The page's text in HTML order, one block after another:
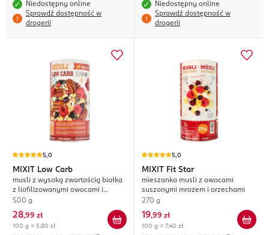
Niedostępny online
Sprawdź dostępność w
drogerii
Niedostępny online
Sprawdź dostępność w
drogerii
5,0
MIXIT Low Carb
musli z wysoką zwartością białka
z liofilizowanymi owocami i
orzechami
500 g
28,99 zł
100 g = 5,80 zł
5,0
MIXIT Fit Star
mieszanka musli z owocami
suszonymi mrozem i orzechami
270 g
19,99 zł
100 g = 7,40 zł